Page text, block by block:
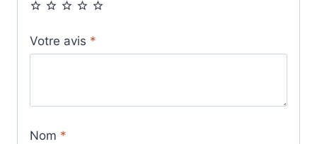
Votre avis *
Nom *